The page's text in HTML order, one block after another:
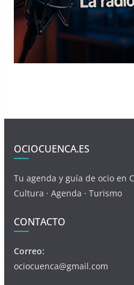
OCIOCUENCA.ES
Tu agenda y guía de ocio en
Cultura · Agenda · Turismo
CONTACTO
Correo:
ociocuenca@gmail.com